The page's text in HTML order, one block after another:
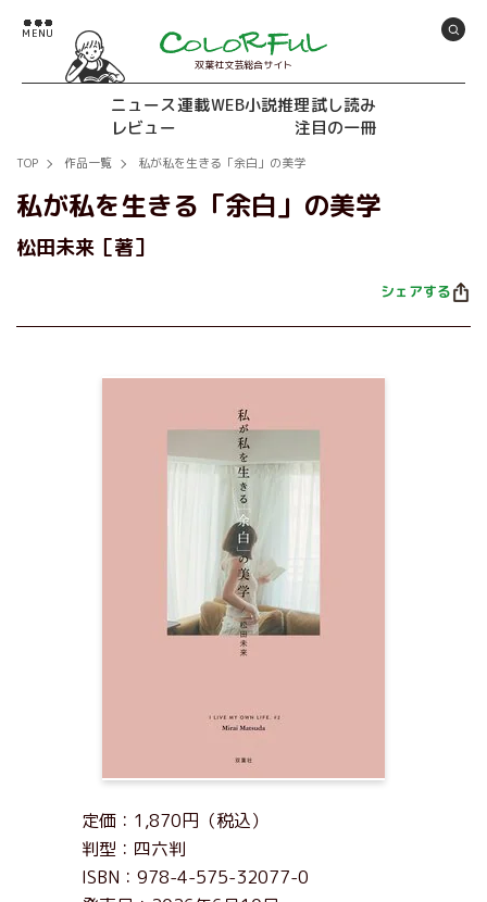
双葉社文芸総合サイト
ニュース連載WEB小説推理試し読み
レビュー
注目の一冊
TOP 作品一覧 私が私を生きる「余白」の美学
私が私を生きる「余白」の美学
松田未来［著］
シェアする
定価：1,870円（税込）
判型：四六判
ISBN：978-4-575-32077-0